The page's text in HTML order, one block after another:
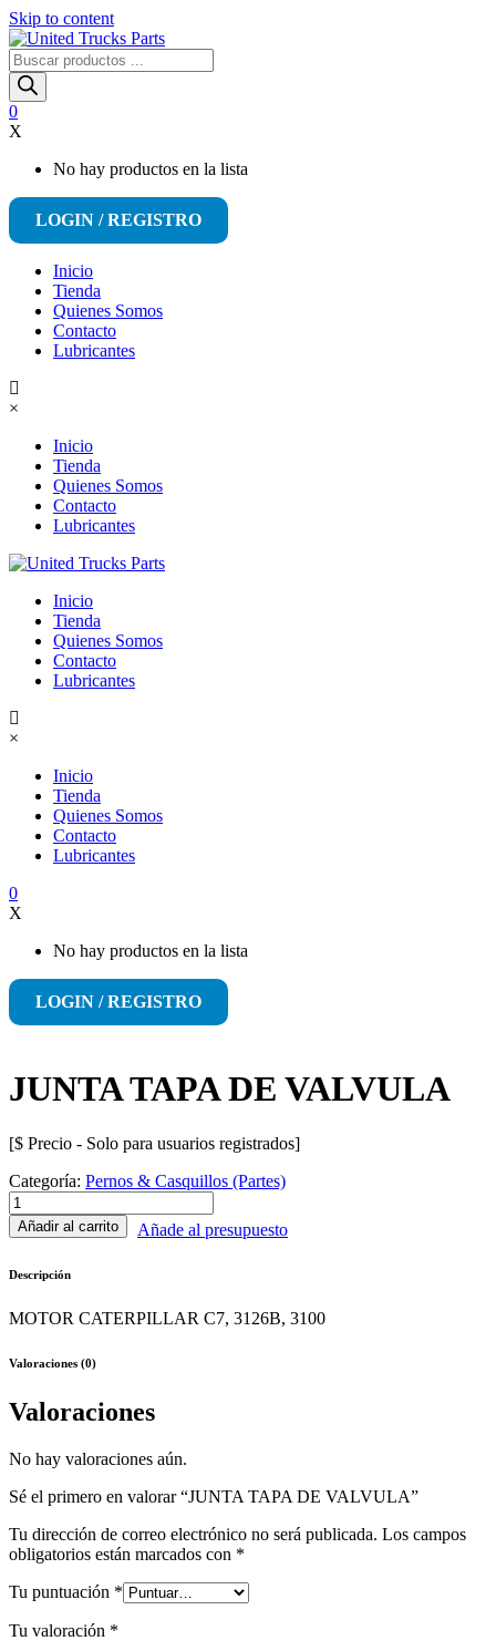
Skip to content
Búsqueda
de
productos
0
X
No hay productos en la lista
LOGIN / REGISTRO
Inicio
Tienda
Quienes Somos
Contacto
Lubricantes
×
Inicio
Tienda
Quienes Somos
Contacto
Lubricantes
Inicio
Tienda
Quienes Somos
Contacto
Lubricantes
×
Inicio
Tienda
Quienes Somos
Contacto
Lubricantes
0
X
No hay productos en la lista
LOGIN / REGISTRO
JUNTA TAPA DE VALVULA
[$ Precio - Solo para usuarios registrados]
Categoría: Pernos & Casquillos (Partes)
JUNTA
TAPA
DE
cantidad
Añadir al carrito Añade al presupuesto
Descripción
MOTOR CATERPILLAR C7, 3126B, 3100
Valoraciones (0)
Valoraciones
No hay valoraciones aún.
Sé el primero en valorar “JUNTA TAPA DE VALVULA”
Tu dirección de correo electrónico no será publicada. Los campos
obligatorios están marcados con *
Tu puntuación *
Tu valoración *